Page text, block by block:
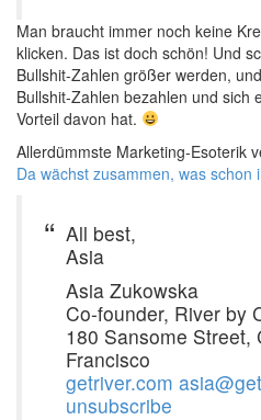
Man braucht immer noch keine
klicken. Das ist doch schön! Und
Bullshit-Zahlen größer werden,
Bullshit-Zahlen bezahlen und sich
Vorteil davon hat.
Allerdümmste Marketing-Esoterik
Da wächst zusammen, was
All best,
Asia
Asia Zukowska
Co-founder, River by
180 Sansome Street,
Francisco
getriver.com
unsubscribe